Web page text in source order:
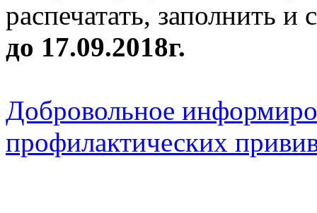
распечатать, заполнить
до 17.09.2018г.
Добровольное
профилактических